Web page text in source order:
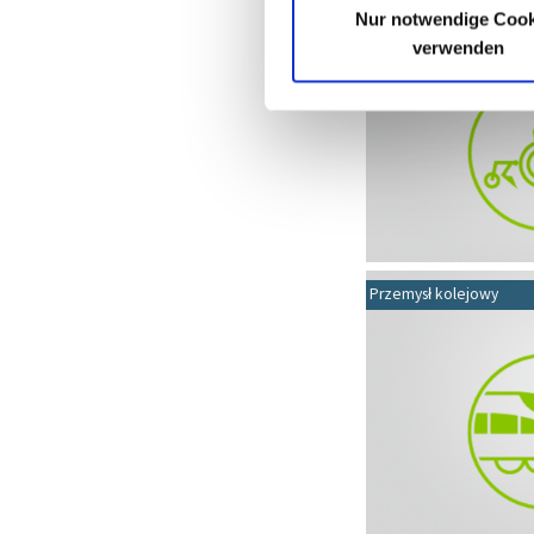
Nur notwendige
verwenden
Rolnictwo i leśnictwo
Przemysł kolejowy